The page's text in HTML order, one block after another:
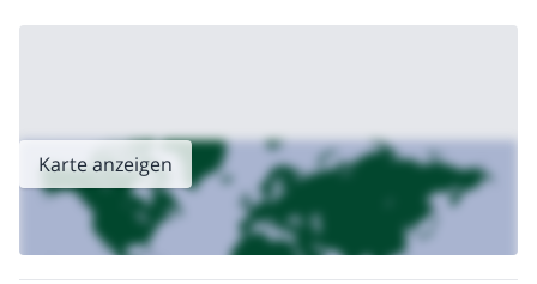
Karte anzeigen